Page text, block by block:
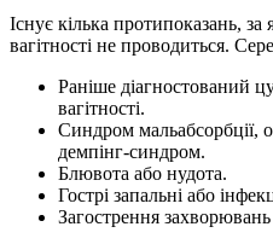
Існує кілька протипоказань,
вагітності не проводиться.
Раніше діагностований
вагітності.
Синдром мальабсорбції,
демпінг-синдром.
Блювота або нудота.
Гострі запальні або
Загострення